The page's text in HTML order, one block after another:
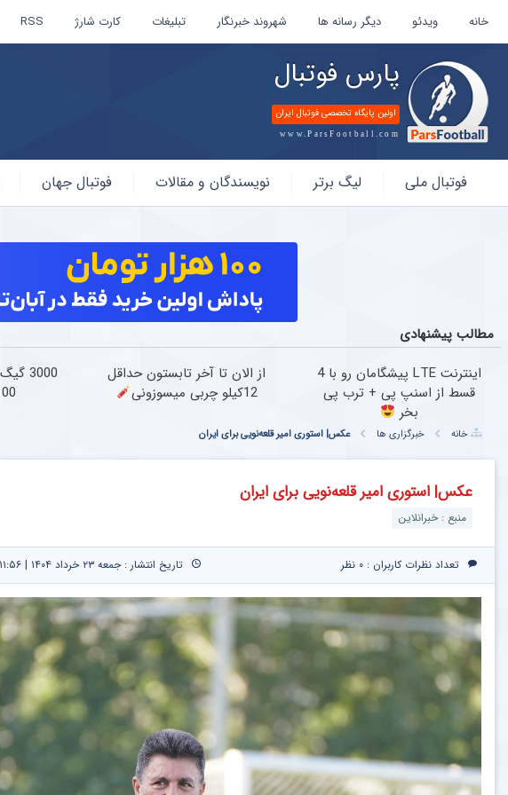
خانه ویدئو دیگر رسانه ها شهروند خبرنگار تبلیغات کارت شارژ RSS
پارس فوتبال
اولین پایگاه تخصصی فوتبال ایران
www.ParsFootball.com
فوتبال
فوتبال ملی لیگ برتر نویسندگان و مقالات فوتبال جهان
مطالب پیشنهادی
اینترنت LTE پیشگامان رو با 4
قسط از اسنپ پی + ترب پی
بخر
از الان تا آخر تابستون حداقل
12کیلو چربی میسوزونی
100 هزار
خانه خبرگزاری ها عکس| استوری امیر قلعه‌نویی برای ایران
عکس| استوری امیر قلعه‌نویی برای ایران
منبع : خبرانلاین
تعداد نظرات کاربران : ۰ نظر تاریخ انتشار : جمعه ۲۳ خرداد ۱۴۰۴ | ۱۱:۵۶